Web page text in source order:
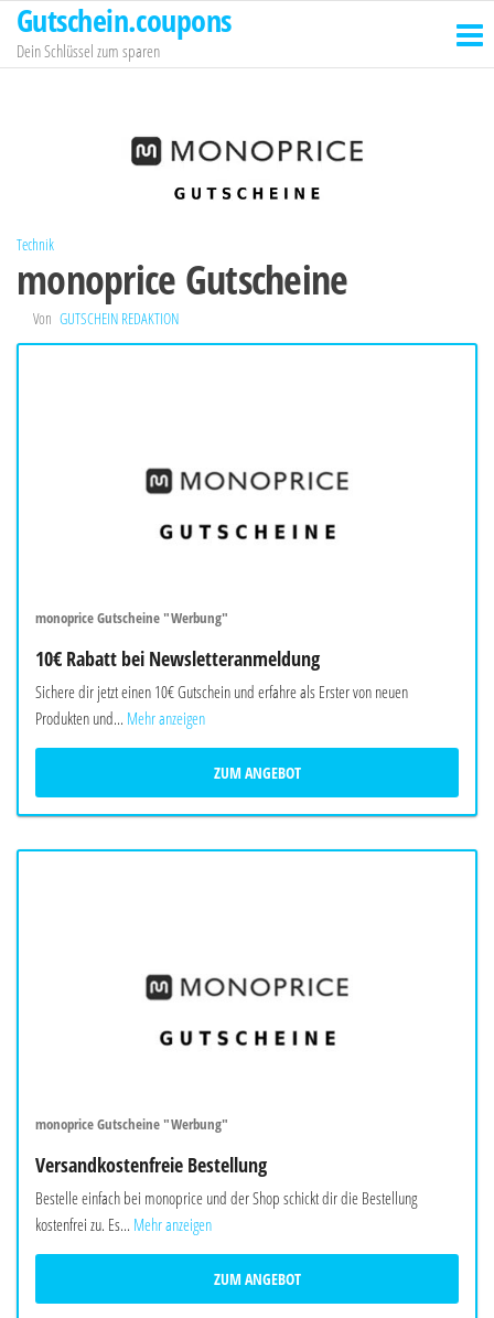
Zum
Inhalt
springen
Gutschein.coupons
Dein Schlüssel zum sparen
Technik
monoprice Gutscheine
Von GUTSCHEIN REDAKTION
monoprice Gutscheine "Werbung"
10€ Rabatt bei Newsletteranmeldung
Sichere dir jetzt einen 10€ Gutschein und erfahre als Erster von neuen
Produkten und... Mehr anzeigen
ZUM ANGEBOT
monoprice Gutscheine "Werbung"
Versandkostenfreie Bestellung
Bestelle einfach bei monoprice und der Shop schickt dir die Bestellung
kostenfrei zu. Es... Mehr anzeigen
ZUM ANGEBOT